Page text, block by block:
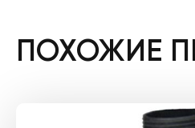
ПОХОЖИЕ